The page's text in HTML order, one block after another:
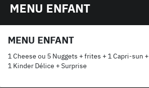
MENU ENFANT
MENU ENFANT
1 Cheese ou 5 Nuggets + frites + 1 Capri-sun +
1 Kinder Délice + Surprise